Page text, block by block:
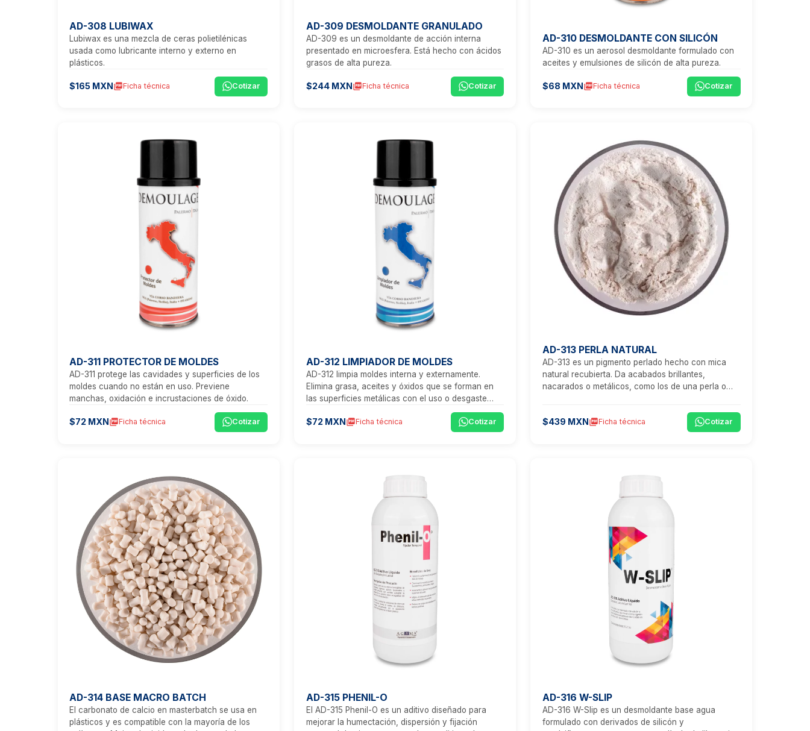
AD-308 LUBIWAX
Lubiwax es una mezcla de ceras polietilénicas
usada como lubricante interno y externo en
plásticos.
$165 MXNpicture_as_pdfFicha técnica Cotizar
AD-309 DESMOLDANTE GRANULADO
AD-309 es un desmoldante de acción interna
presentado en microesfera. Está hecho con ácidos
grasos de alta pureza.
$244 MXNpicture_as_pdfFicha técnica Cotizar
AD-310 DESMOLDANTE CON SILICÓN
AD-310 es un aerosol desmoldante formulado con
aceites y emulsiones de silicón de alta pureza.
$68 MXNpicture_as_pdfFicha técnica Cotizar
AD-311 PROTECTOR DE MOLDES
AD-311 protege las cavidades y superficies de los
moldes cuando no están en uso. Previene
manchas, oxidación e incrustaciones de óxido.
$72 MXN picture_as_pdfFicha técnica Cotizar
AD-312 LIMPIADOR DE MOLDES
AD-312 limpia moldes interna y externamente.
Elimina grasa, aceites y óxidos que se forman en
las superficies metálicas con el uso o desgaste
$72 MXN picture_as_pdfFicha técnica Cotizar
AD-313 PERLA NATURAL
AD-313 es un pigmento perlado hecho con mica
natural recubierta. Da acabados brillantes,
nacarados o metálicos, como los de una perla o
$439 MXN picture_as_pdfFicha técnica Cotizar
AD-314 BASE MACRO BATCH
El carbonato de calcio en masterbatch se usa en
plásticos y es compatible con la mayoría de los
AD-315 PHENIL-O
El AD-315 Phenil-O es un aditivo diseñado para
mejorar la humectación, dispersión y fijación
AD-316 W-SLIP
AD-316 W-Slip es un desmoldante base agua
formulado con derivados de silicón y